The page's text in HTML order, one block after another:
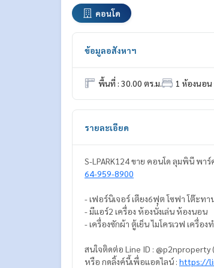
คอนโด
ข้อมูลอสังหาฯ
พื้นที่ : 30.00 ตร.ม. 1 ห้องนอน
รายละเอียด
S-LPARK124 ขาย คอนโด ลุมพินี พ
64-959-8900
- เฟอร์นิเจอร์ เตียง6ฟุต โซ
- มีแอร์2 เครื่อง ห้องนั่งเล่น ห้องนอน
- เครื่องซักผ้า ตู้เย็น ไมโครเวฟ เครื่อ
สนใจติดต่อ Line ID :
หรือ กดลิ้งค์นี้เพื่อแอดไลน์ : https://